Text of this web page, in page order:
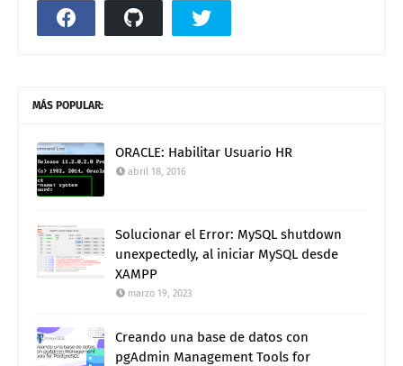
MÁS POPULAR:
ORACLE: Habilitar Usuario HR
abril 18, 2016
Solucionar el Error: MySQL shutdown
unexpectedly, al iniciar MySQL desde
XAMPP
marzo 19, 2023
Creando una base de datos con
pgAdmin Management Tools for